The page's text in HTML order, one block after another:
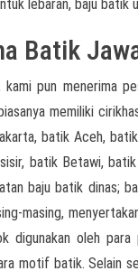
lebaran, baju batik
Batik
pun menerima
memiliki
batik Aceh,
batik Betawi,
baju batik dinas;
masing,
digunakan oleh para
motif batik. Selain